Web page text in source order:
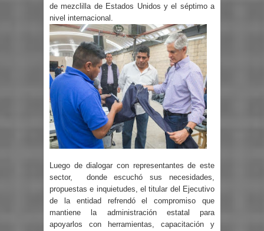
de mezclilla de Estados Unidos y el séptimo a
nivel internacional.
Luego de dialogar con representantes de este
sector,
donde escuchó sus necesidades,
propuestas e inquietudes, el titular del Ejecutivo
de la entidad refrendó el compromiso que
mantiene la administración estatal para
apoyarlos con herramientas, capacitación y